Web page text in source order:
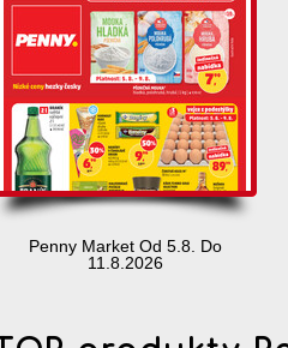
Penny Market Od 5.8. Do
11.8.2026